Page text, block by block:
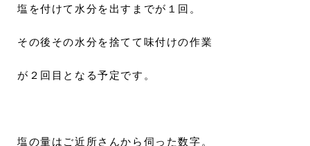
塩を付けて水分を出すまでが１回。
その後その水分を捨てて味付けの作業
が２回目となる予定です。
塩の量はご近所さんから伺った数字。